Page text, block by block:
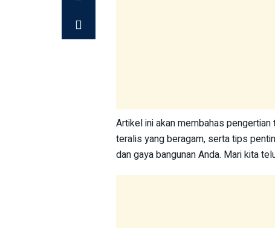
Artikel ini akan membahas
teralis yang beragam, serta tips
dan gaya bangunan Anda. Mari kita